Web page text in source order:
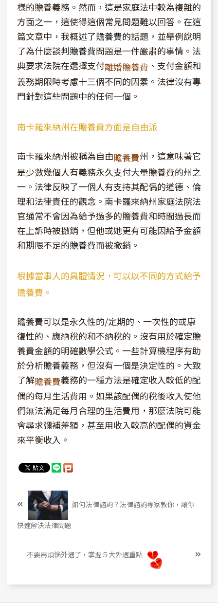
樣的贍養義務。然而，這是家庭法中較為複雜的
方面之一，這使得這個常見問題難以回答。在這
篇文章中，我概述了贍養費的話題，並舉例說明
了為什麼談判贍養費問題是一件嚴肅的事情。法
典要求法院在選擇支付離婚贍養費 、支付金額和
義務期限時考慮十三個不同的因素。法律沒有專
門針對這些問題中的任何一個。
南卡羅來納州在贍養費方面是自由派
南卡羅來納州被稱為自由贍養費州，這意味著它
是少數幾個人有義務永久支付大量贍養費的州之
一。法律反映了一個人有支持其配偶的道德、倫
理和法律責任的觀念。南卡羅來納州家庭法院法
官通常不會因為給予過多的贍養費和時間過長而
在上訴時被撤銷，但他或她更有可能因給予金額
和期限不足的贍養費而被撤銷。
根據當事人的具體情況，可以以不同的方式給予
贍養費。
贍養費可以是永久性的/定期的、一次性的或康
復性的、應納稅的和不納稅的。沒有用於確定贍
養費金額的明確數學公式。一些計算機程序有助
於分析贍養義務，但沒有一個是決定性的。大致
了解贍養費義務的一種方法是確定收入較低的配
偶的每月生活費用。如果該配偶的稅後收入使他
們無法滿足每月合理的生活費用，那麼法院可能
會尋求彌補差額，甚至用收入較高的配偶的資金
來平衡收入。
如何法律諮詢？法律諮詢專家教你，讓你
快速解決法律問題
不要再煩惱外遇了，掌握５大外遇重點